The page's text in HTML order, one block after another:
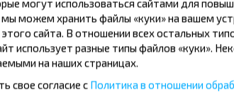
и
могут использоваться сайтами для
можем хранить файлы «куки» на вашем
сайта. В отношении всех остальных
использует разные типы файлов «куки».
на наших страницах.
свое согласие с Политика в отношении